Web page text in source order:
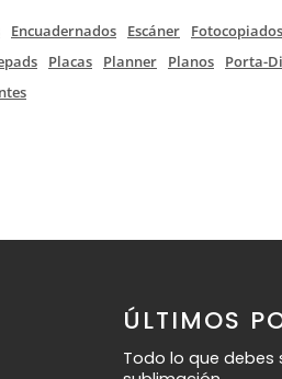
Encuadernados Escáner Fotocopiados
Placas Planner Planos Porta-
ÚLTIMOS
Todo lo que debes